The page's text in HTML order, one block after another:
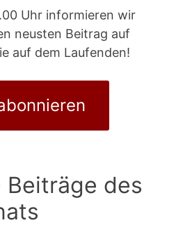
Uhr informieren wir
neusten Beitrag auf
auf dem Laufenden!
des